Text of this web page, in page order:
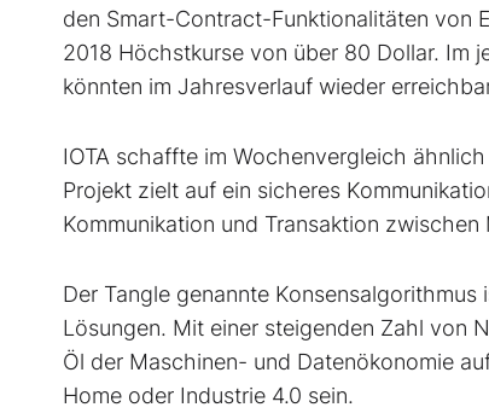
den Smart-Contract-Funktionalitäten von
2018 Höchstkurse von über 80 Dollar. Im
könnten im Jahresverlauf wieder
IOTA schaffte im Wochenvergleich
Projekt zielt auf ein sicheres
Kommunikation und Transaktion
Der Tangle genannte
Lösungen. Mit einer steigenden Zahl von
Öl der Maschinen- und Datenökonomie
Home oder Industrie 4.0 sein.